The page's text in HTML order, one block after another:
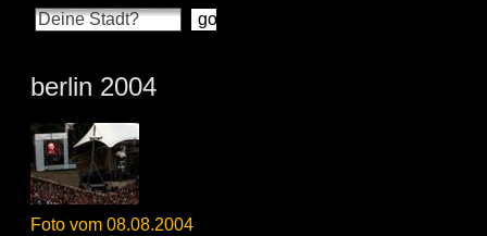
berlin 2004
Foto vom 08.08.2004